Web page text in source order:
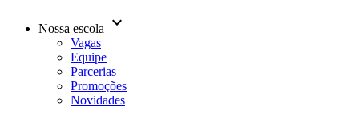
Nossa escola keyboard_arrow_down
Vagas
Equipe
Parcerias
Promoções
Novidades